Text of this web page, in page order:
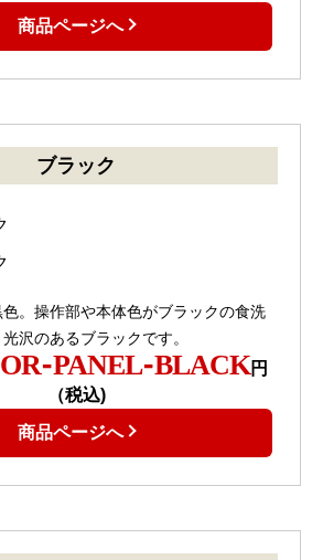
商品ページへ
ブラック
。操作部や本体色がブラックの食洗
沢のあるブラックです。
PANEL-BLACK円
（税込)
商品ページへ